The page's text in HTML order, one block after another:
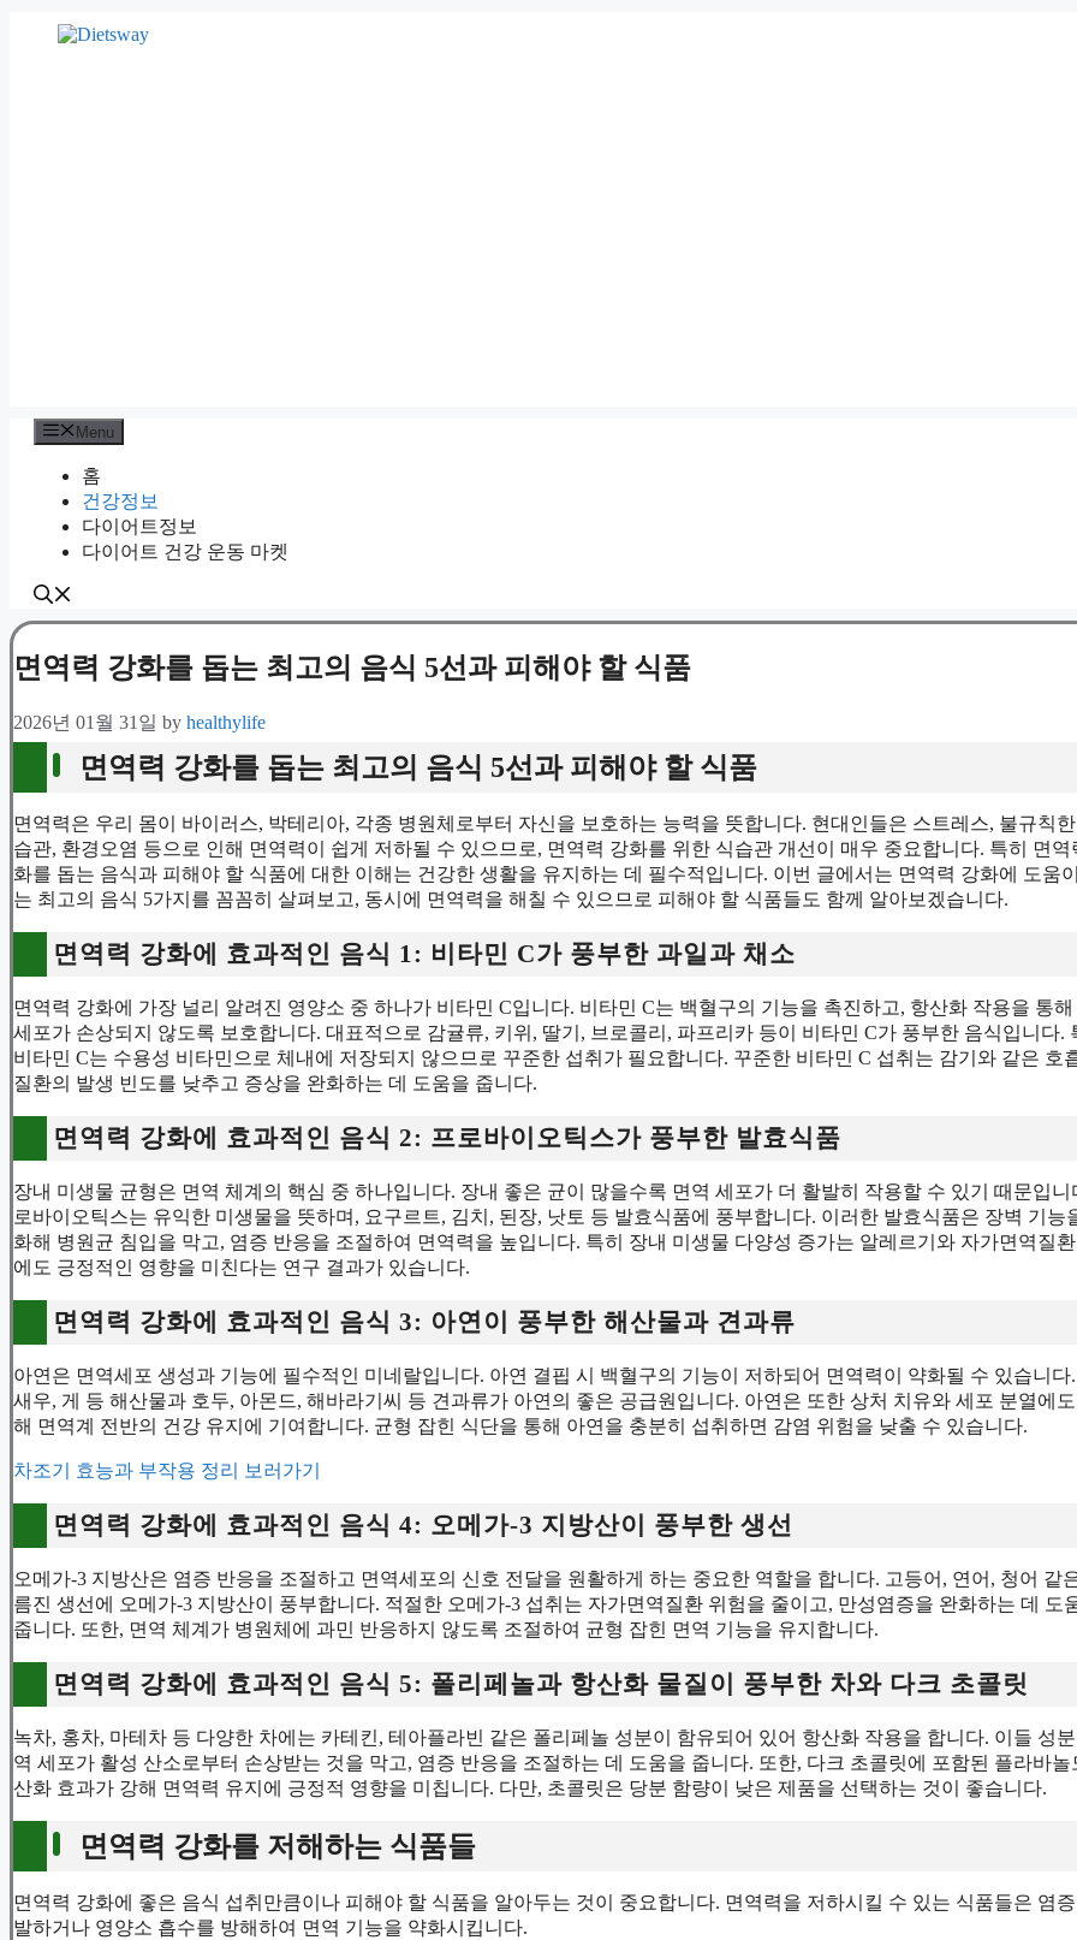
Menu
홈
건강정보
다이어트정보
다이어트 건강 운동 마켓
면역력 강화를 돕는 최고의 음식 5선과 피해야 할 식품
2026년 01월 31일 by healthylife
면역력 강화를 돕는 최고의 음식 5선과 피해야 할 식품
면역력은 우리 몸이 바이러스, 박테리아, 각종 병원체로부터 자신을 보호하는 능력을 뜻합니다. 현대인들은 스트레스, 불규칙
습관, 환경오염 등으로 인해 면역력이 쉽게 저하될 수 있으므로, 면역력 강화를 위한 식습관 개선이 매우 중요합니다. 특히 면역
화를 돕는 음식과 피해야 할 식품에 대한 이해는 건강한 생활을 유지하는 데 필수적입니다. 이번 글에서는 면역력 강화에 도움
는 최고의 음식 5가지를 꼼꼼히 살펴보고, 동시에 면역력을 해칠 수 있으므로 피해야 할 식품들도 함께 알아보겠습니다.
면역력 강화에 효과적인 음식 1: 비타민 C가 풍부한 과일과 채소
면역력 강화에 가장 널리 알려진 영양소 중 하나가 비타민 C입니다. 비타민 C는 백혈구의 기능을 촉진하고, 항산화 작용을 통해
세포가 손상되지 않도록 보호합니다. 대표적으로 감귤류, 키위, 딸기, 브로콜리, 파프리카 등이 비타민 C가 풍부한 음식입니다.
비타민 C는 수용성 비타민으로 체내에 저장되지 않으므로 꾸준한 섭취가 필요합니다. 꾸준한 비타민 C 섭취는 감기와 같은 호
질환의 발생 빈도를 낮추고 증상을 완화하는 데 도움을 줍니다.
면역력 강화에 효과적인 음식 2: 프로바이오틱스가 풍부한 발효식품
장내 미생물 균형은 면역 체계의 핵심 중 하나입니다. 장내 좋은 균이 많을수록 면역 세포가 더 활발히 작용할 수 있기 때문입니
로바이오틱스는 유익한 미생물을 뜻하며, 요구르트, 김치, 된장, 낫토 등 발효식품에 풍부합니다. 이러한 발효식품은 장벽 기능
화해 병원균 침입을 막고, 염증 반응을 조절하여 면역력을 높입니다. 특히 장내 미생물 다양성 증가는 알레르기와 자가면역질
에도 긍정적인 영향을 미친다는 연구 결과가 있습니다.
면역력 강화에 효과적인 음식 3: 아연이 풍부한 해산물과 견과류
아연은 면역세포 생성과 기능에 필수적인 미네랄입니다. 아연 결핍 시 백혈구의 기능이 저하되어 면역력이 약화될 수 있습니다
새우, 게 등 해산물과 호두, 아몬드, 해바라기씨 등 견과류가 아연의 좋은 공급원입니다. 아연은 또한 상처 치유와 세포 분열에도
해 면역계 전반의 건강 유지에 기여합니다. 균형 잡힌 식단을 통해 아연을 충분히 섭취하면 감염 위험을 낮출 수 있습니다.
차조기 효능과 부작용 정리 보러가기
면역력 강화에 효과적인 음식 4: 오메가-3 지방산이 풍부한 생선
오메가-3 지방산은 염증 반응을 조절하고 면역세포의 신호 전달을 원활하게 하는 중요한 역할을 합니다. 고등어, 연어, 청어 같은
름진 생선에 오메가-3 지방산이 풍부합니다. 적절한 오메가-3 섭취는 자가면역질환 위험을 줄이고, 만성염증을 완화하는 데 도
줍니다. 또한, 면역 체계가 병원체에 과민 반응하지 않도록 조절하여 균형 잡힌 면역 기능을 유지합니다.
면역력 강화에 효과적인 음식 5: 폴리페놀과 항산화 물질이 풍부한 차와 다크 초콜릿
녹차, 홍차, 마테차 등 다양한 차에는 카테킨, 테아플라빈 같은 폴리페놀 성분이 함유되어 있어 항산화 작용을 합니다. 이들 성분
역 세포가 활성 산소로부터 손상받는 것을 막고, 염증 반응을 조절하는 데 도움을 줍니다. 또한, 다크 초콜릿에 포함된 플라바놀
산화 효과가 강해 면역력 유지에 긍정적 영향을 미칩니다. 다만, 초콜릿은 당분 함량이 낮은 제품을 선택하는 것이 좋습니다.
면역력 강화를 저해하는 식품들
면역력 강화에 좋은 음식 섭취만큼이나 피해야 할 식품을 알아두는 것이 중요합니다. 면역력을 저하시킬 수 있는 식품들은 염
발하거나 영양소 흡수를 방해하여 면역 기능을 약화시킵니다.